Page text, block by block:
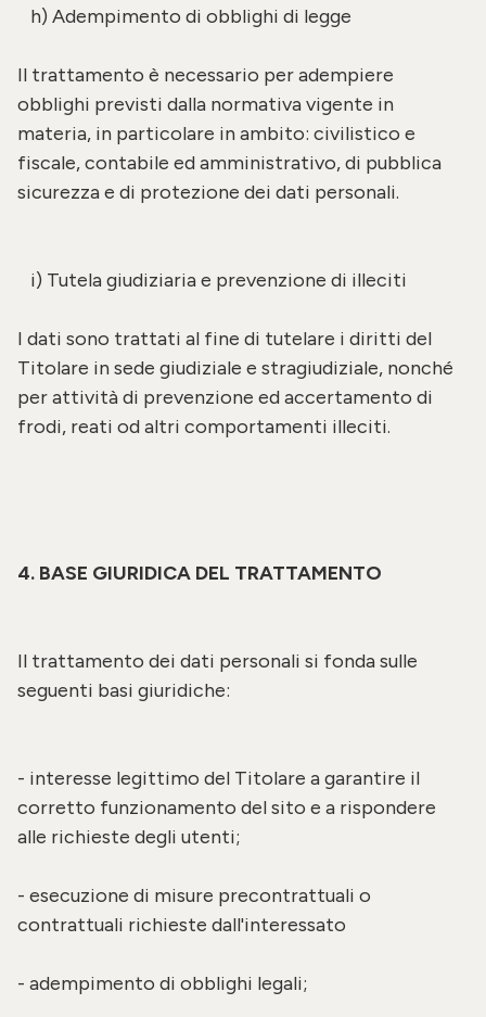
h) Adempimento di obblighi di legge
Il trattamento è necessario per adempiere
obblighi previsti dalla normativa vigente in
materia, in particolare in ambito: civilistico e
fiscale, contabile ed amministrativo, di pubblica
sicurezza e di protezione dei dati personali.
i) Tutela giudiziaria e prevenzione di illeciti
I dati sono trattati al fine di tutelare i diritti del
Titolare in sede giudiziale e stragiudiziale, nonché
per attività di prevenzione ed accertamento di
frodi, reati od altri comportamenti illeciti.
4. BASE GIURIDICA DEL TRATTAMENTO
Il trattamento dei dati personali si fonda sulle
seguenti basi giuridiche:
- interesse legittimo del Titolare a garantire il
corretto funzionamento del sito e a rispondere
alle richieste degli utenti;
- esecuzione di misure precontrattuali o
contrattuali richieste dall'interessato
- adempimento di obblighi legali;